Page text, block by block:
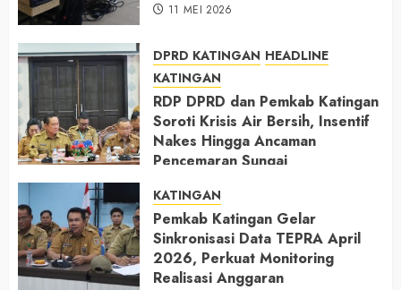
11 MEI 2026
DPRD KATINGAN HEADLINE
KATINGAN
RDP DPRD dan Pemkab Katingan
Soroti Krisis Air Bersih, Insentif
Nakes Hingga Ancaman
Pencemaran Sungai
KATINGAN
Pemkab Katingan Gelar
Sinkronisasi Data TEPRA April
2026, Perkuat Monitoring
Realisasi Anggaran